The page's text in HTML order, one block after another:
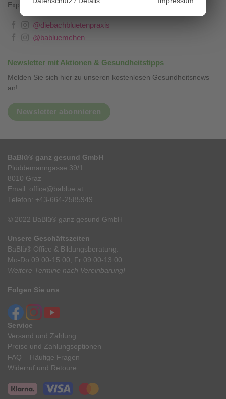
Expertenwissen, Blog & Liebevolles
@diebachbluetenpraxis
@babluemchen
Newsletter mit Aktionen & Gesundheitstipps
Melden Sie sich hier zu unseren kostenlosen Gesundheitsnews
an!
Newsletter abonnieren
BaBlü® ganz gesund GmbH
Plüddemanngasse 39/1
8010 Graz
Email: office@bablue.at
Telefon: +43-664-2585949
© 2022 BaBlü® ganz gesund GmbH
Unsere Geschäftszeiten
BaBlü® Office & Bildungsberatung:
Mo-Do 09.00-15.00, Fr 09.00-13.00
Weitere Termine nach Vereinbarung!
Folgen Sie uns
Service
Versand und Zahlung
Preise und Zahlungsoptionen
FAQ – Häufige Fragen
Widerruf und Retoure